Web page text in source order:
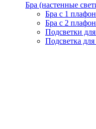
Бра (настенные
Бра с 1
Бра с 2
Подсветки
Подсветка